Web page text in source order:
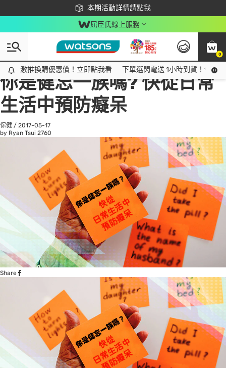
本期活動詳情請點我
下載app最高回饋$350
屈臣氏線上服務
0
激推換購優惠價！立即點我看
激推換購優惠價！立即點我看 下單選閃電送 1小時到貨！領神
All
話題趨勢
你是健忘一族嗎? 快從日常
生活中預防癡呆
保健 / 2017-05-17
by Ryan Tsui 2760
Share